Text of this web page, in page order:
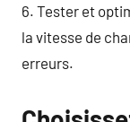
6. Tester et
la vitesse de
erreurs.